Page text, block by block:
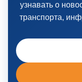
узнавать о
транспорта,